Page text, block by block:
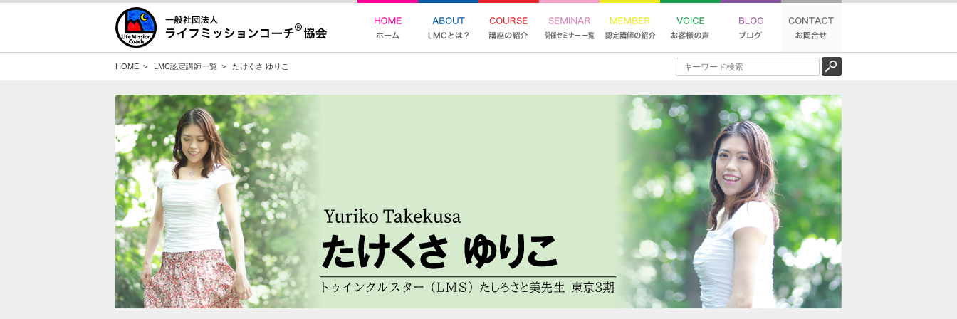
HOME > LMC認定講師一覧 > たけくさ ゆりこ